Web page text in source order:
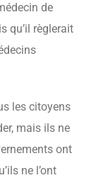
de
qu’il règlerait
les citoyens
mais ils ne
ont
ne l’ont